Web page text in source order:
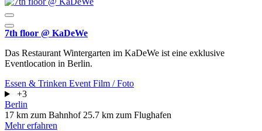
7th floor @ KaDeWe
Das Restaurant Wintergarten im KaDeWe ist eine exklusive
Eventlocation in Berlin.
Essen & Trinken Event Film / Foto
+3
Berlin
17 km zum Bahnhof 25.7 km zum Flughafen
Mehr erfahren